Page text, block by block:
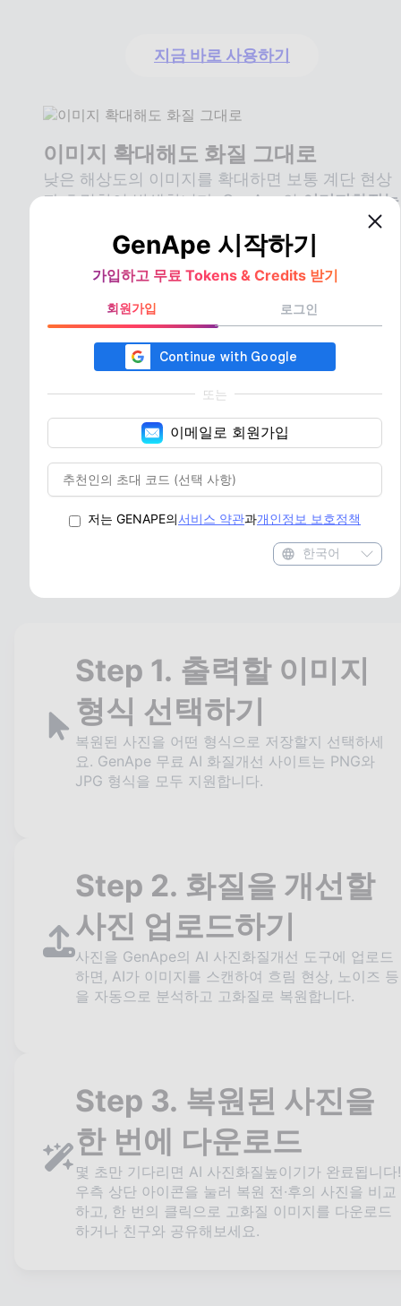
지금 바로 사용하기
이미지 확대해도 화질 그대로
낮은 해상도의 이미지를 확대하면 보통 계단 현상
과 흐릿함이 발생합니다. GenApe의이미지화질높
기능은 사진을 확대하면서도 디테일을 보완
해 자연스럽고 또렷한 가장자리를 유지합니다.
미지크기변환
이 필요한 쇼핑몰 제품 이미지, 이력
서 사진, 디자인 소스 등에 매우 유용합니다.
지금 바로 사용하기
GenApe AI 사진화
질높이기 도구 사용
방법
Step 1. 출력할 이미지
형식 선택하기
복원된 사진을 어떤 형식으로 저장할지 선택하세
요. GenApe 무료 AI 화질개선 사이트는 PNG와
JPG 형식을 모두 지원합니다.
Step 2. 화질을 개선할
사진 업로드하기
사진을 GenApe의 AI 사진화질개선 도구에 업로드
하면, AI가 이미지를 스캔하여 흐림 현상, 노이즈 등
을 자동으로 분석하고 고화질로 복원합니다.
Step 3. 복원된 사진을
한 번에 다운로드
몇 초만 기다리면 AI 사진화질높이기가 완료됩니다!
우측 상단 아이콘을 눌러 복원 전·후의 사진을 비교
하고, 한 번의 클릭으로 고화질 이미지를 다운로드
하거나 친구와 공유해보세요.
GenApe 시작하기
가입하고 무료 Tokens & Credits 받기
회원가입 로그인
또는
이메일로 회원가입
저는 GENAPE의서비스 약관과개인정보 보호정책
한국어